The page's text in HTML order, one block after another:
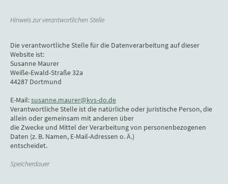
Hinweis zur verantwortlichen Stelle
Die verantwortliche Stelle für die Datenverarbeitung auf dieser
Website ist:
Susanne Maurer
Weiße-Ewald-Straße 32a
44287 Dortmund
E-Mail:susanne.maurer@kvs-do.de
Verantwortliche Stelle ist die natürliche oder juristische Person, die
allein oder gemeinsam mit anderen über
die Zwecke und Mittel der Verarbeitung von personenbezogenen
Daten (z. B. Namen, E-Mail-Adressen o. Ä.)
entscheidet.
Speicherdauer